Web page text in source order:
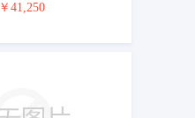
￥41,250